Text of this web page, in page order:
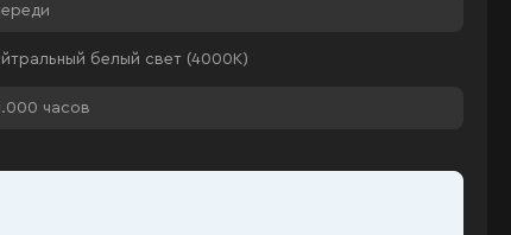
белый свет (4000К)
часов